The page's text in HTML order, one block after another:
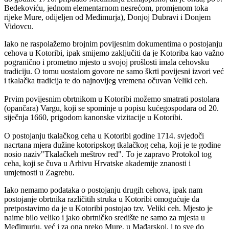
Bedekoviću, jednom elementarnom nesrećom, promjenom toka
rijeke Mure, odijeljen od Međimurja), Donjoj Dubravi i Donjem
Vidovcu.
Iako ne raspolažemo brojnim povijesnim dokumentima o postojanju
cehova u Kotoribi, ipak smijemo zaključiti da je Kotoriba kao važno
pogranično i prometno mjesto u svojoj prošlosti imala cehovsku
tradiciju. O tomu uostalom govore ne samo škrti povijesni izvori već
i tkalačka tradicija te do najnovijeg vremena očuvan Veliki ceh.
Prvim povijesnim obrtnikom u Kotoribi možemo smatrati postolara
(opančara) Vargu, koji se spominje u popisu kućegospodara od 20.
siječnja 1660, prigodom kanonske vizitacije u Kotoribi.
O postojanju tkalačkog ceha u Kotoribi godine 1714. svjedoči
nacrtana mjera dužine kotoripskog tkalačkog ceha, koji je te godine
nosio naziv"Tkalačkeh meštrov red". To je zapravo Protokol tog
ceha, koji se čuva u Arhivu Hrvatske akademije znanosti i
umjetnosti u Zagrebu.
Iako nemamo podataka o postojanju drugih cehova, ipak nam
postojanje obrtnika različitih struka u Kotoribi omogućuje da
pretpostavimo da je u Kotoribi postojao tzv. Veliki ceh. Mjesto je
naime bilo veliko i jako obrtničko središte ne samo za mjesta u
Međimurju, već i za ona preko Mure, u Mađarskoj, i to sve do